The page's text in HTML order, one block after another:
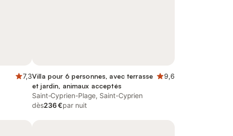
7,3Villa pour 6 personnes, avec terrasse
et jardin, animaux acceptés
9,6
Saint-Cyprien-Plage, Saint-Cyprien
dès236 €par nuit